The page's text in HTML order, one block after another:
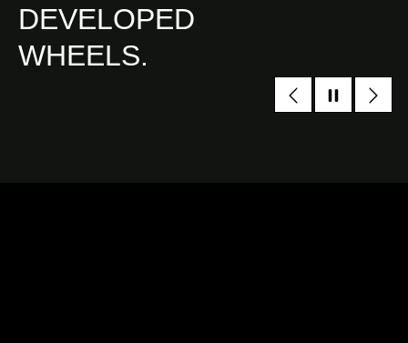
DEVELOPED
WHEELS.